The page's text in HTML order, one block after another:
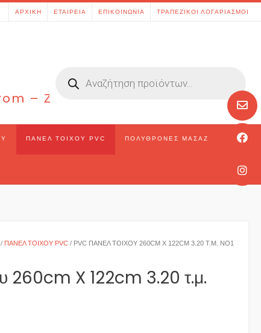
ΑΡΧΙΚΉ ΕΤΑΙΡΕΊΑ ΕΠΙΚΟΙΝΩΝΊΑ ΤΡΑΠΕΖΙΚΟΊ ΛΟΓΑΡΙΑΣΜΟΊ
– Ζάκυνθος – Ελλάδα
search
ΠΆΝΕΛ ΤΟΊΧΟΥ PVC ΠΟΛΥΘΡΌΝΕΣ ΜΑΣΆΖ
/ ΠΆΝΕΛ ΤΟΊΧΟΥ PVC / PVC ΠΆΝΕΛ ΤΟΊΧΟΥ 260CM X 122CM 3.20 Τ.Μ. NO1
260cm X 122cm 3.20 τ.μ.